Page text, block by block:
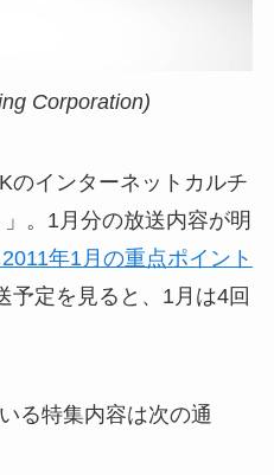
Corporation)
のインターネットカルチ
。1月分の放送内容が明
年1月の重点ポイント
予定を見ると、1月は4回
る特集内容は次の通